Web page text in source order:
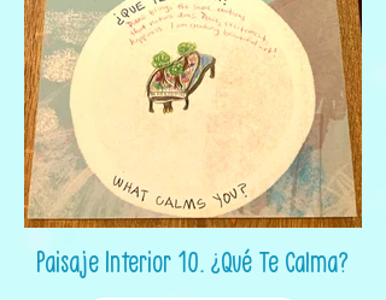
Paisaje Interior 10. ¿Qué Te Calma?